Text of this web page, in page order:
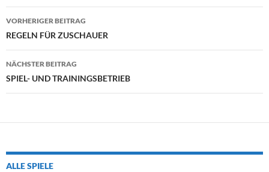
Beitragsnavigation
VORHERIGER BEITRAG
REGELN FÜR ZUSCHAUER
NÄCHSTER BEITRAG
SPIEL- UND TRAININGSBETRIEB
ALLE SPIELE